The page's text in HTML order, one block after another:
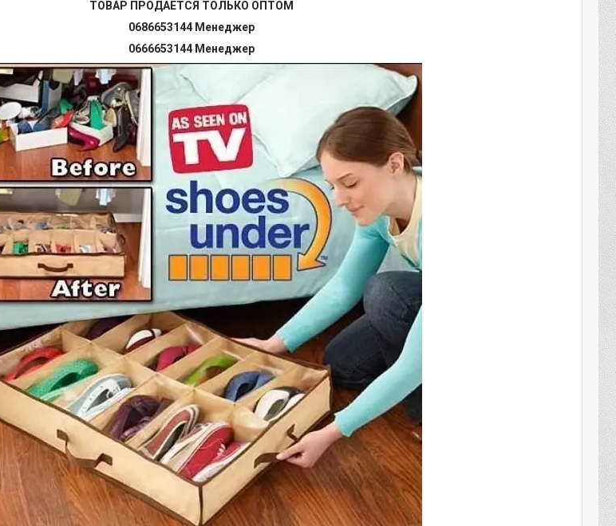
ТОВАР ПРОДАЕТСЯ ТОЛЬКО ОПТОМ
0686653144 Менеджер
0666653144 Менеджер